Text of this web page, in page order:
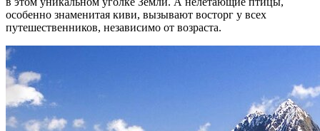
особенно знаменитая киви, вызывают восторг у всех
путешественников, независимо от возраста.